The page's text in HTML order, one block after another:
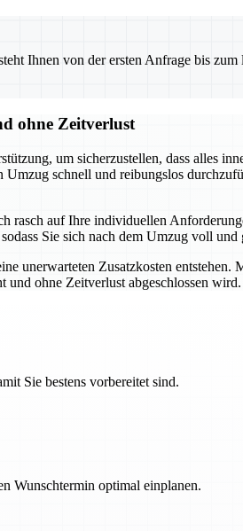
Ihnen von der ersten Anfrage bis
ohne Zeitverlust
um sicherzustellen, dass alles
schnell und reibungslos
rasch auf Ihre individuellen
Sie sich nach dem Umzug voll
unerwarteten Zusatzkosten
ohne Zeitverlust abgeschlossen wird.
Sie bestens vorbereitet sind.
Wunschtermin optimal einplanen.